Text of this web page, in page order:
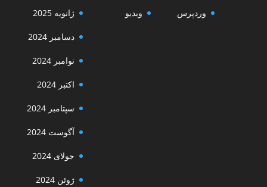
ژانویه 2025
دسامبر 2024
نوامبر 2024
اکتبر 2024
سپتامبر 2024
آگوست 2024
جولای 2024
ژوئن 2024
وبدیو وردپرس